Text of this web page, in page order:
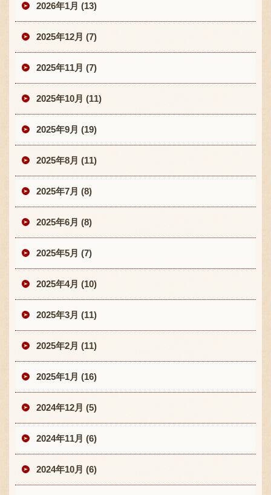
2026年1月 (13)
2025年12月 (7)
2025年11月 (7)
2025年10月 (11)
2025年9月 (19)
2025年8月 (11)
2025年7月 (8)
2025年6月 (8)
2025年5月 (7)
2025年4月 (10)
2025年3月 (11)
2025年2月 (11)
2025年1月 (16)
2024年12月 (5)
2024年11月 (6)
2024年10月 (6)